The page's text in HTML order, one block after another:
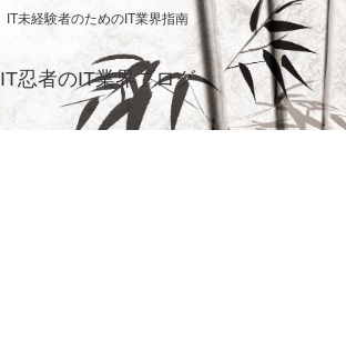
IT未経験者のためのIT業界指南
IT忍者のIT業界ブログ